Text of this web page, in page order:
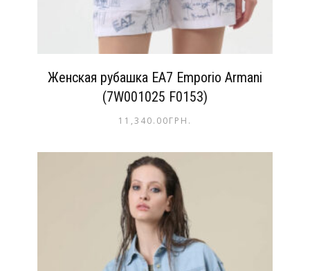
Женская рубашка EA7 Emporio Armani
(7W001025 F0153)
11,340.00ГРН.